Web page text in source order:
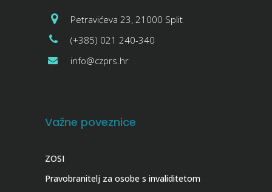
Petravićeva 23, 21000 Split
(+385) 021 240-340
info@czprs.hr
Važne poveznice
ZOSI
Pravobranitelj za osobe s invaliditetom